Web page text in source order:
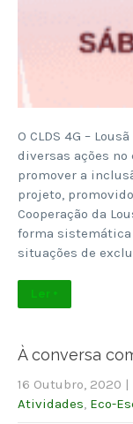
O CLDS 4G –
diversas ações no
promover a
projeto, promovido
Cooperação da
forma sistemática
situações de
Ler +
À conversa
16 Outubro, 2020 |
Atividades Eco-